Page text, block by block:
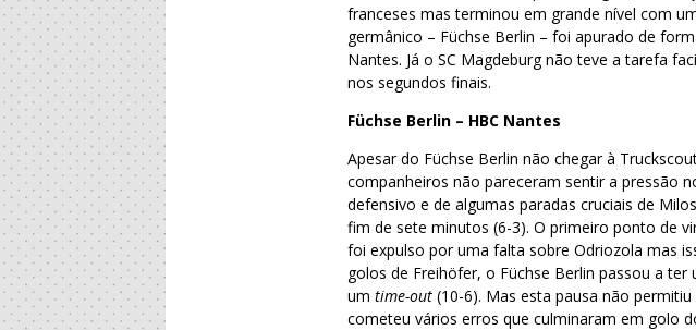
franceses mas terminou em grande nível com
germânico – Füchse Berlin – foi apurado de
Nantes. Já o SC Magdeburg não teve a tarefa
nos segundos finais.
Füchse Berlin – HBC Nantes
Apesar do Füchse Berlin não chegar à
companheiros não pareceram sentir a pressão
defensivo e de algumas paradas cruciais de
fim de sete minutos (6-3). O primeiro ponto de
foi expulso por uma falta sobre Odriozola mas
golos de Freihöfer, o Füchse Berlin passou a
um time-out(10-6). Mas esta pausa não
cometeu vários erros que culminaram em golo